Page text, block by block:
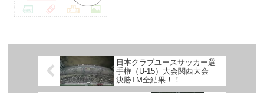
日本クラブユースサッカー選
手権（U-15）大会関西大会
決勝TM全結果！！